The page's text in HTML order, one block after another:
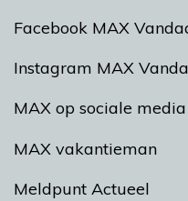
Facebook MAX
Instagram MAX
MAX op sociale media
MAX vakantieman
Meldpunt Actueel